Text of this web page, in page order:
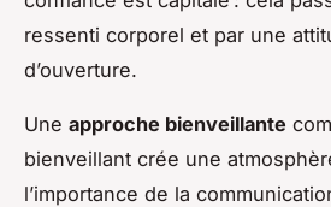
ressenti corporel et par une
d’ouverture.
Une approche bienveillante
bienveillant crée une
l’importance de la